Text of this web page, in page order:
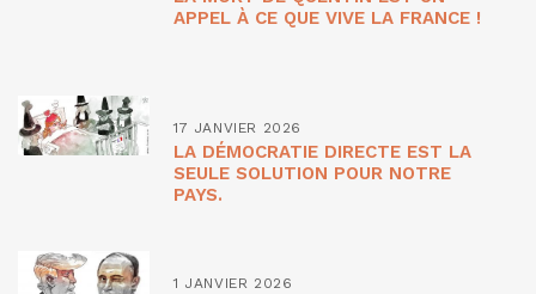
APPEL À CE QUE VIVE LA FRANCE !
17 JANVIER 2026
LA DÉMOCRATIE DIRECTE EST LA
SEULE SOLUTION POUR NOTRE
PAYS.
1 JANVIER 2026